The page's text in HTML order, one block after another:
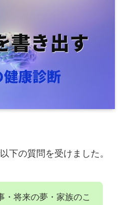
下の質問を受けました。
・将来の夢・家族のこ